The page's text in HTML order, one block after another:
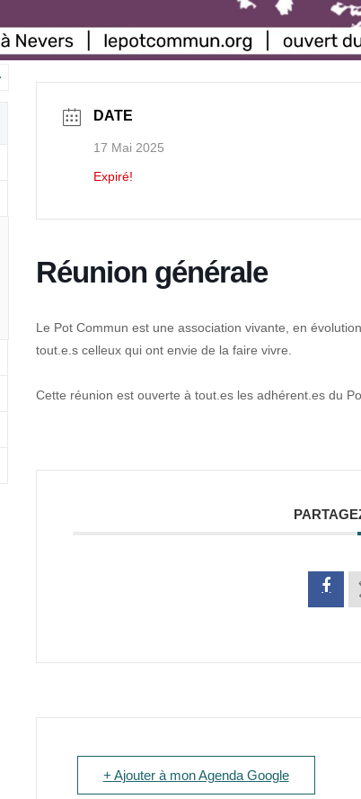
DATE
17 Mai 2025
Expiré!
Réunion générale
Le Pot Commun est une association vivante, en
tout.e.s celleux qui ont envie de la faire vivre.
Cette réunion est ouverte à tout.es les adhérent.es du
+ Ajouter à mon Agenda Google